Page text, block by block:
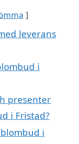
leverans
i
presenter
i Fristad?
i